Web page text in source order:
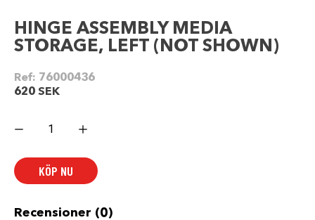
HINGE ASSEMBLY MEDIA
STORAGE, LEFT (NOT SHOWN)
Ref: 76000436
620 SEK
ASSEMBLY
LEFT
(NOT
SHOWN)KÖP NU
Recensioner (0)